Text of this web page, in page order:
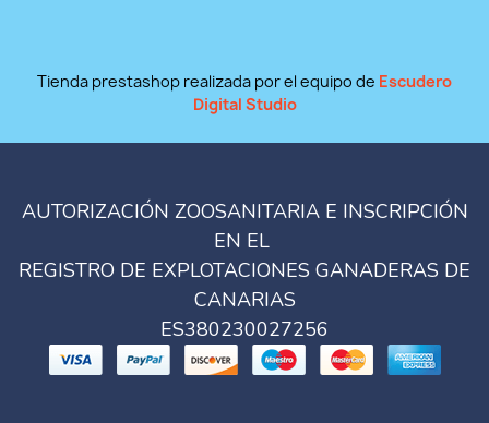
Tienda prestashop realizada por el equipo de Escudero
Digital Studio
AUTORIZACIÓN ZOOSANITARIA E INSCRIPCIÓN
EN EL
REGISTRO DE EXPLOTACIONES GANADERAS DE
CANARIAS
ES380230027256